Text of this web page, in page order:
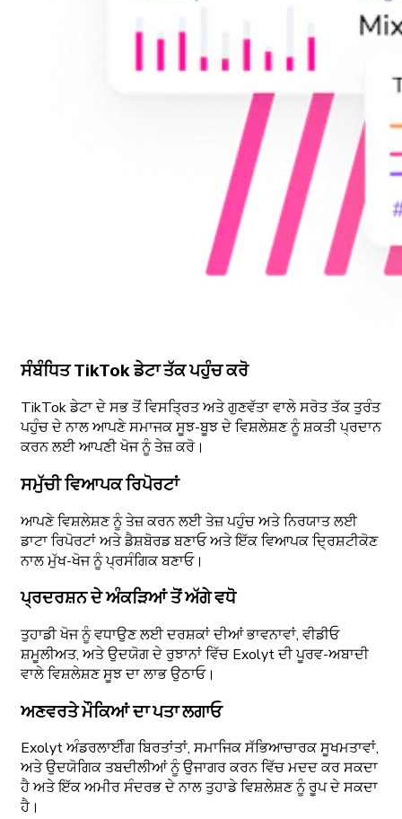
ਸੰਬੰਧਿਤ TikTok ਡੇਟਾ ਤੱਕ ਪਹੁੰਚ ਕਰੋ
TikTok ਡੇਟਾ ਦੇ ਸਭ ਤੋਂ ਵਿਸਤ੍ਰਿਤ ਅਤੇ ਗੁਣਵੱਤਾ ਵਾਲੇ ਸਰੋਤ ਤੱਕ ਤੁਰੰਤ
ਪਹੁੰਚ ਦੇ ਨਾਲ ਆਪਣੇ ਸਮਾਜਕ ਸੂਝ-ਬੂਝ ਦੇ ਵਿਸ਼ਲੇਸ਼ਣ ਨੂੰ ਸ਼ਕਤੀ ਪ੍ਰਦਾਨ
ਕਰਨ ਲਈ ਆਪਣੀ ਖੋਜ ਨੂੰ ਤੇਜ਼ ਕਰੋ।
ਸਮੁੱਚੀ ਵਿਆਪਕ ਰਿਪੋਰਟਾਂ
ਆਪਣੇ ਵਿਸ਼ਲੇਸ਼ਣ ਨੂੰ ਤੇਜ਼ ਕਰਨ ਲਈ ਤੇਜ਼ ਪਹੁੰਚ ਅਤੇ ਨਿਰਯਾਤ ਲਈ
ਡਾਟਾ ਰਿਪੋਰਟਾਂ ਅਤੇ ਡੈਸ਼ਬੋਰਡ ਬਣਾਓ ਅਤੇ ਇੱਕ ਵਿਆਪਕ ਦ੍ਰਿਸ਼ਟੀਕੋਣ
ਨਾਲ ਮੁੱਖ-ਖੋਜ ਨੂੰ ਪ੍ਰਸੰਗਿਕ ਬਣਾਓ।
ਪ੍ਰਦਰਸ਼ਨ ਦੇ ਅੰਕੜਿਆਂ ਤੋਂ ਅੱਗੇ ਵਧੋ
ਤੁਹਾਡੀ ਖੋਜ ਨੂੰ ਵਧਾਉਣ ਲਈ ਦਰਸ਼ਕਾਂ ਦੀਆਂ ਭਾਵਨਾਵਾਂ, ਵੀਡੀਓ
ਸ਼ਮੂਲੀਅਤ, ਅਤੇ ਉਦਯੋਗ ਦੇ ਰੁਝਾਨਾਂ ਵਿੱਚ Exolyt ਦੀ ਪੂਰਵ-ਅਬਾਦੀ
ਵਾਲੇ ਵਿਸ਼ਲੇਸ਼ਣ ਸੂਝ ਦਾ ਲਾਭ ਉਠਾਓ।
ਅਣਵਰਤੇ ਮੌਕਿਆਂ ਦਾ ਪਤਾ ਲਗਾਓ
Exolyt ਅੰਡਰਲਾਈੰਗ ਬਿਰਤਾਂਤਾਂ, ਸਮਾਜਿਕ ਸੱਭਿਆਚਾਰਕ ਸੂਖਮਤਾਵਾਂ,
ਅਤੇ ਉਦਯੋਗਿਕ ਤਬਦੀਲੀਆਂ ਨੂੰ ਉਜਾਗਰ ਕਰਨ ਵਿੱਚ ਮਦਦ ਕਰ ਸਕਦਾ
ਹੈ ਅਤੇ ਇੱਕ ਅਮੀਰ ਸੰਦਰਭ ਦੇ ਨਾਲ ਤੁਹਾਡੇ ਵਿਸ਼ਲੇਸ਼ਣ ਨੂੰ ਰੂਪ ਦੇ ਸਕਦਾ
ਹੈ।